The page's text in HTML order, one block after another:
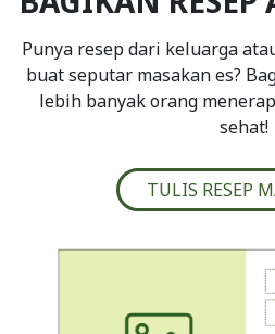
Punya resep dari keluarga
buat seputar masakan es?
lebih banyak orang
sehat!
TULIS RESEP